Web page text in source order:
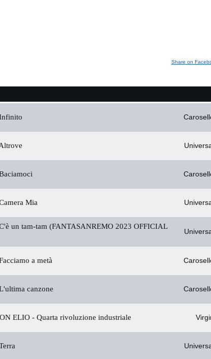
Share on
Mia
un tam-tam (FANTASANREMO 2023 OFFICIAL
a metà
canzone
ELIO - Quarta rivoluzione industriale